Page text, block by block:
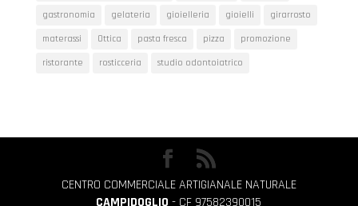
gastronomia
gelateria gioielleria gioielli
girarrosto
materassi
Ottica pasta fresca pizza
promozione
ristorante
rosticceria studio odontoiatrico
CENTRO COMMERCIALE ARTIGIANALE NATURALE
CAMPIDOGLIO - CF 97582390015